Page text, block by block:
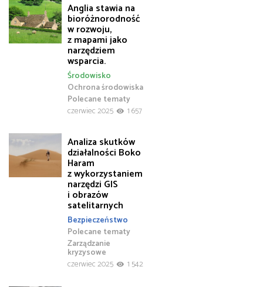
Anglia stawia na
bioróżnorodność
w rozwoju,
z mapami jako
narzędziem
wsparcia.
Ochrona środowiska
Polecane tematy
Środowisko
czerwiec 2025 1 657
Analiza skutków
działalności Boko
Haram
z wykorzystaniem
narzędzi GIS
i obrazów
satelitarnych
Bezpieczeństwo
Polecane tematy
Zarządzanie
kryzysowe
czerwiec 2025
1 542